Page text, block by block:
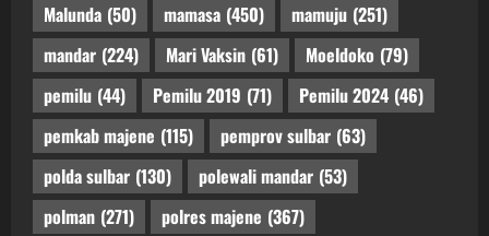
Malunda (50) mamasa (450) mamuju (251)
mandar (224) Mari Vaksin (61) Moeldoko (79)
pemilu (44) Pemilu 2019 (71) Pemilu 2024 (46)
pemkab majene (115) pemprov sulbar (63)
polda sulbar (130) polewali mandar (53)
polman (271) polres majene (367)